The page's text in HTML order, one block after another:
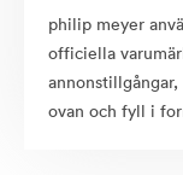
philip meyer
officiella
ovan och fyll i